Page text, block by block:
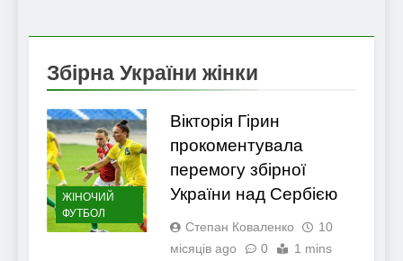
Збірна України жінки
ЖІНОЧИЙ
ФУТБОЛ
Вікторія Гірин
прокоментувала
перемогу збірної
України над Сербією
Степан Коваленко
10
місяців ago
0 1 mins